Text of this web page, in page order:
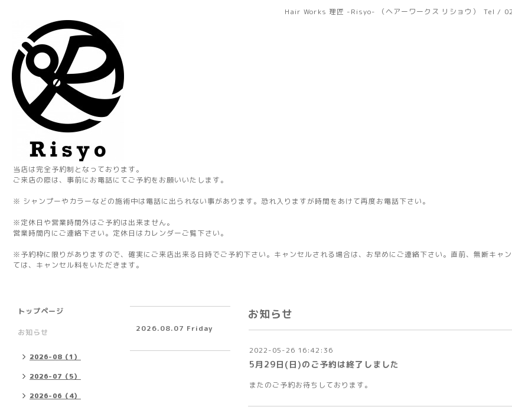
Hair Works 理匠 -Risyo- （ヘアーワークス リショウ） Tel /
当店は完全予約制となっております。
ご来店の際は、事前にお電話にてご予約をお願いいたします。
※ シャンプーやカラーなどの施術中は電話に出られない事があります。恐れ入りますが時間をあけて再度お電話下さい。
※定休日や営業時間外はご予約は出来ません。
営業時間内にご連絡下さい。定休日はカレンダーご覧下さい。
※予約枠に限りがありますので、確実にご来店出来る日時でご予約下さい。キャンセルされる場合は、お早めにご連絡下さい。直前、無断キャ
ては、キャンセル料をいただきます。
お知らせ
2022-05-26 16:42:36
5月29日(日)のご予約は終了しました
またのご予約お待ちしております。
トップページ
お知らせ
2026-08（1）
2026-07（5）
2026-06（4）
2026.08.07 Friday